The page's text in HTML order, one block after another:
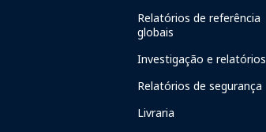
Relatórios de referência
globais
Investigação e relatórios
Relatórios de segurança
Livraria